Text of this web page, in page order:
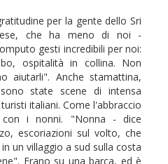
per la gente dello Sri
che ha meno di noi -
gesti incredibili per noi:
ospitalità in collina. Non
aiutarli". Anche stamattina,
state scene di intensa
italiani. Come l'abbraccio
i nonni. "Nonna - dice
escoriazioni sul volto, che
un villaggio a sud sulla costa
Erano su una barca, ed è